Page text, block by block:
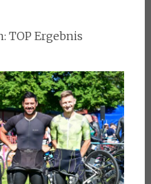
TOP Ergebnis